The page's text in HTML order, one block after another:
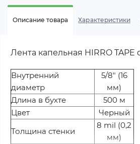
Описание товара Характеристики
Лента капельная HIRRO TAPE
Внутренний
диаметр
5/8" (16
мм)
Длина в бухте
500 м
Цвет
Черный
Толщина стенки
8 mil (0,2
мм)